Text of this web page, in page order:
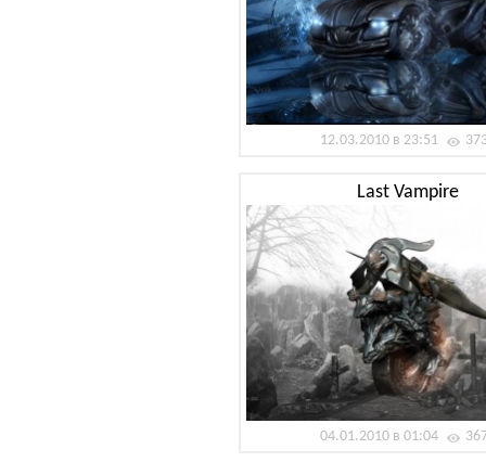
12.03.2010 в 23:51
Last Vampire
04.01.2010 в 01:04